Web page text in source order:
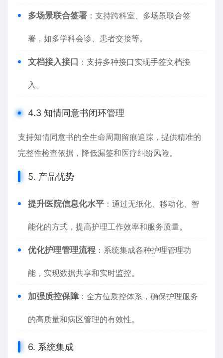
多场景联合签署 ：支持跨科室、多场景联合签
署，如多学科会诊、患者交接等。
文档接入接口 ：支持多种接口实现手签文档接
入。
4.3 知情同意书闭环管理
支持知情同意书的全生命周期留痕追踪，提供精准的
完整性检查依据，降低漏签和医疗纠纷风险。
5. 产品优势
提升医院信息化水平 ：通过无纸化、移动化、智
能化的方式，提高护理工作效率和服务质量。
优化护理管理流程 ：系统集成各种护理管理功
能，实现数据共享和实时监控。
加强质控保障 ：全方位质控体系，确保护理服务
的高质量和病区管理的有效性。
6. 系统集成